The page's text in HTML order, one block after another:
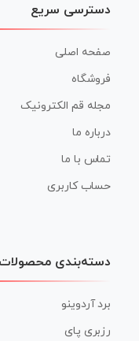
دسترسی سریع
صفحه اصلی
فروشگاه
مجله قم الکترونیک
درباره ما
تماس با ما
حساب کاربری
دسته‌بندی محصولات
برد آردوینو
رزبری پای